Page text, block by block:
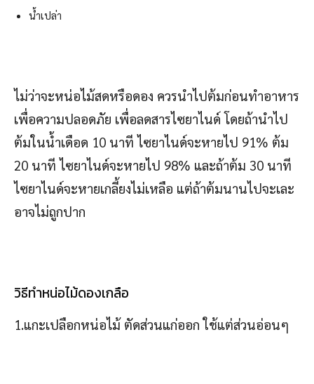
น้ำเปล่า
ไม่ว่าจะหน่อไม้สดหรือดอง ควรนำไปต้มก่อนทำอาหาร
เพื่อความปลอดภัย เพื่อลดสารไซยาไนด์ โดยถ้านำไป
ต้มในน้ำเดือด 10 นาที ไซยาไนด์จะหายไป 91% ต้ม
20 นาที ไซยาไนด์จะหายไป 98% และถ้าต้ม 30 นาที
ไซยาไนด์จะหายเกลี้ยงไม่เหลือ แต่ถ้าต้มนานไปจะเละ
อาจไม่ถูกปาก
วิธีทำหน่อไม้ดองเกลือ
1.แกะเปลือกหน่อไม้ ตัดส่วนแก่ออก ใช้แต่ส่วนอ่อนๆ